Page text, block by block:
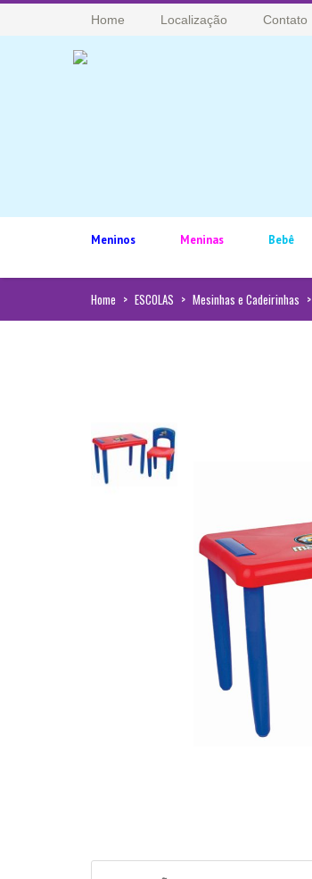
Home Localização Contato
Meninos Meninas Bebê
Home > ESCOLAS > Mesinhas e Cadeirinhas >